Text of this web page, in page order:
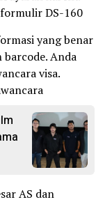
DS-160
yang benar
Anda
visa.
AS dan